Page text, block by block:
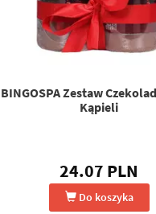
BINGOSPA Zestaw
Kąpieli
24.07 PLN
Do koszyka